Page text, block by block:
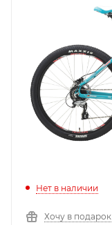
Нет в наличии
Хочу в подарок